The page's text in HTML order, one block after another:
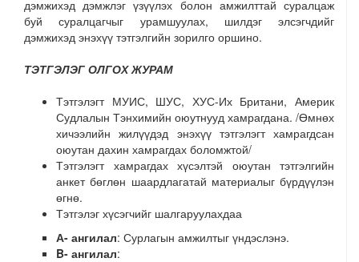
дэмжихэд дэмжлэг үзүүлэх болон амжилттай суралцаж
буй суралцагчыг урамшуулах, шилдэг элсэгчдийг
дэмжихэд энэхүү тэтгэлгийн зорилго оршино.
ТЭТГЭЛЭГ ОЛГОХ ЖУРАМ
Тэтгэлэгт МУИС, ШУС, ХУС-Их Британи, Америк
Судлалын Тэнхимийн оюутнууд хамрагдана. /Өмнөх
хичээлийн жилүүдэд энэхүү тэтгэлэгт хамрагдсан
оюутан дахин хамрагдах боломжтой/
Тэтгэлэгт хамрагдах хүсэлтэй оюутан тэтгэлгийн
анкет бөглөн шаардлагатай материалыг бүрдүүлэн
өгнө.
Тэтгэлэг хүсэгчийг шалгаруулахдаа
А- ангилал: Сурлагын амжилтыг үндэслэнэ.
B- ангилал: